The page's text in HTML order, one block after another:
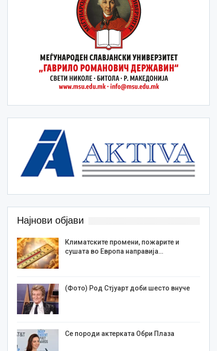
Најнови објави
Климатските промени, пожарите и
сушата во Европа направија…
(Фото) Род Стјуарт доби шесто внуче
Се породи актерката Обри Плаза